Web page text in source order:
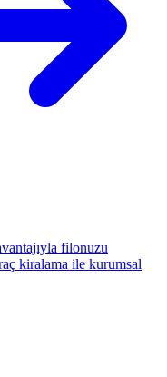
filonuzu
kiralama ile kurumsal